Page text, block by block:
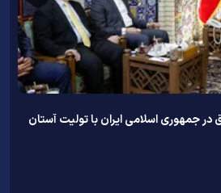
در جمهوری اسلامی ایران با تولیت آستان